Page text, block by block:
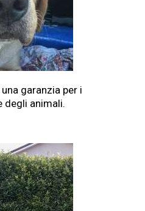
garanzia per i
degli animali.